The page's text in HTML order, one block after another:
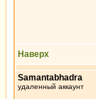
Наверх
Samantabhadra
удаленный аккаунт